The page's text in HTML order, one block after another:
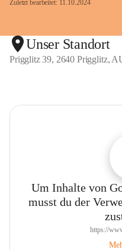
Zuletzt bearbeitet: 11.10.2024
Unser Standort
Prigglitz 39, 2640 Prigglitz,
Um Inhalte von
musst du der
https://